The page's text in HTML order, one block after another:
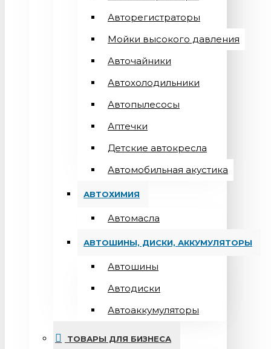
Авторегистраторы
Мойки высокого давления
Авточайники
Автохолодильники
Автопылесосы
Аптечки
Детские автокресла
Автомобильная акустика
АВТОХИМИЯ
Автомасла
АВТОШИНЫ, ДИСКИ, АККУМУЛЯТОРЫ
Автошины
Автодиски
Автоаккумуляторы
ТОВАРЫ ДЛЯ БИЗНЕСА